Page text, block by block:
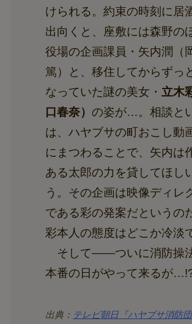
けられる。約束の時刻に居
出向くと、座敷には森野の
役場の企画課員・矢内潤（
篤）と、移住してからずっ
なっていた謎の美女・立木
口春奈）の姿が…。相談と
は、ハヤブサの町おこし動
にまつわることで、矢内は
ある太郎の力を貸してほし
う。その企画は映像ディレ
である彩の発案だというの
彩本人の態度はどこか冷淡
そして――ついに消防操
本番の日がやって来るが
出典： テレビ朝日『ハヤブサ消防